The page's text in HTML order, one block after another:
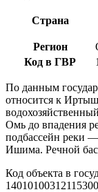
Страна
Регион
Код в ГВР
По данным
относится к
Омь до впадения
подбассейн реки
Ишима. Речной
Код объекта в